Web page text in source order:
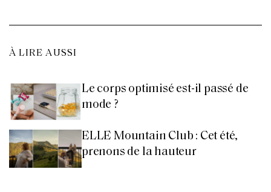
À LIRE AUSSI
Le corps optimisé est-il passé de
mode ?
ELLE Mountain Club : Cet été,
prenons de la hauteur